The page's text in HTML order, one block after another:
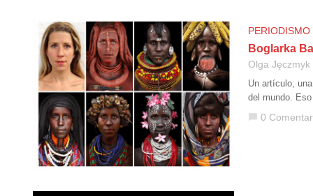
PERIODISMO
Boglarka
Olga Jęczmyk
Un artículo,
del mundo.
chat_bubble 0